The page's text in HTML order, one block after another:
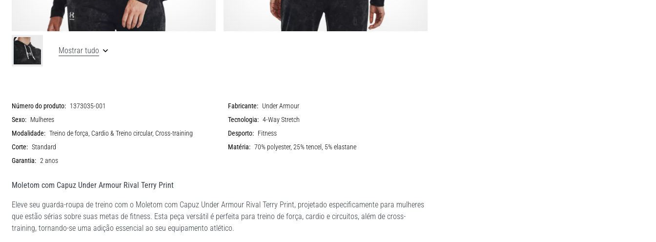
Mostrar tudo
Número do produto: 1373035-001 Fabricante: Under Armour
Sexo: Mulheres Tecnologia: 4-Way Stretch
Modalidade: Treino de força, Cardio & Treino circular, Cross-training Desporto: Fitness
Corte: Standard Matéria: 70% polyester, 25% tencel, 5% elastane
Garantia: 2 anos
Moletom com Capuz Under Armour Rival Terry Print
Eleve seu guarda-roupa de treino com o Moletom com Capuz Under Armour Rival Terry Print, projetado especificamente para mulheres
que estão sérias sobre suas metas de fitness. Esta peça versátil é perfeita para treino de força, cardio e circuitos, além de cross-
training, tornando-se uma adição essencial ao seu equipamento atlético.